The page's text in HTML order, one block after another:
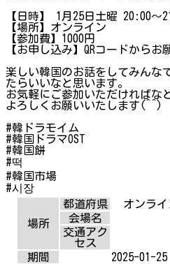
【日時】 1月25日土曜 20:00〜
【場所】オンライン
【参加費】1000円
【お申し込み】QRコードからお
楽しい韓国のお話をしてみんな
たらいいなと思います。
お気軽にご参加いただければな
よろしくお願いいたします(⁠^⁠^⁠)
#韓ドラモイム
#韓国ドラマOST
#韓国餅
#떡
#韓国市場
#시장
場所
都道府県 オンライ
会場名
交通アク
セス
期間
2025-01-